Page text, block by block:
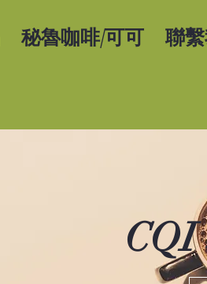
秘魯咖啡/可可 聯